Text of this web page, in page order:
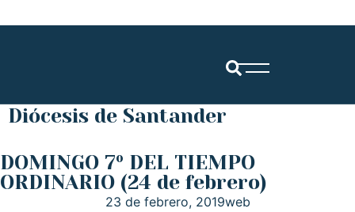
Diócesis de Santander
DOMINGO 7º DEL TIEMPO
ORDINARIO (24 de febrero)
23 de febrero, 2019web